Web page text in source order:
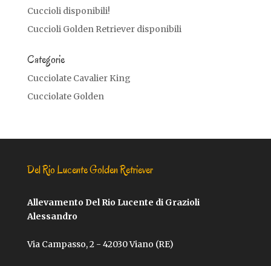
Cuccioli disponibili!
Cuccioli Golden Retriever disponibili
Categorie
Cucciolate Cavalier King
Cucciolate Golden
Del Rio Lucente Golden Retriever
Allevamento Del Rio Lucente di Grazioli
Alessandro
Via Campasso, 2 - 42030 Viano (RE)